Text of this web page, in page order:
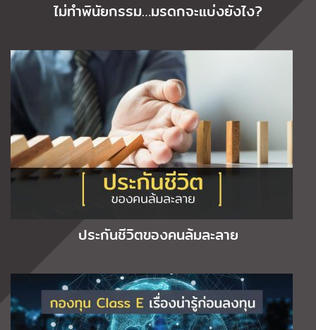
ไม่ทำพินัยกรรม…มรดกจะแบ่งยังไง?
ประกันชีวิตของคนล้มละลาย